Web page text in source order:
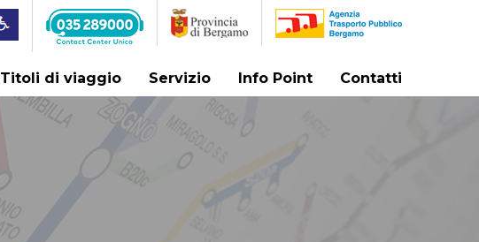
Titoli di viaggio Servizio Info Point Contatti